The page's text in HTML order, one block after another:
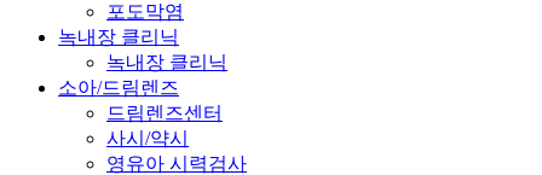
포도막염
녹내장 클리닉
녹내장 클리닉
소아/드림렌즈
드림렌즈센터
사시/약시
영유아 시력검사